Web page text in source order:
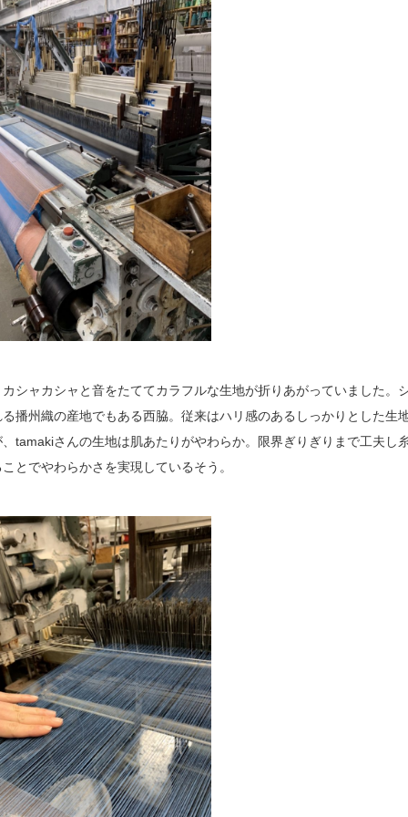
シャカシャと音をたててカラフルな生地が折りあがっていました。
播州織の産地でもある西脇。従来はハリ感のあるしっかりとした生
tamakiさんの生地は肌あたりがやわらか。限界ぎりぎりまで工夫し
とでやわらかさを実現しているそう。